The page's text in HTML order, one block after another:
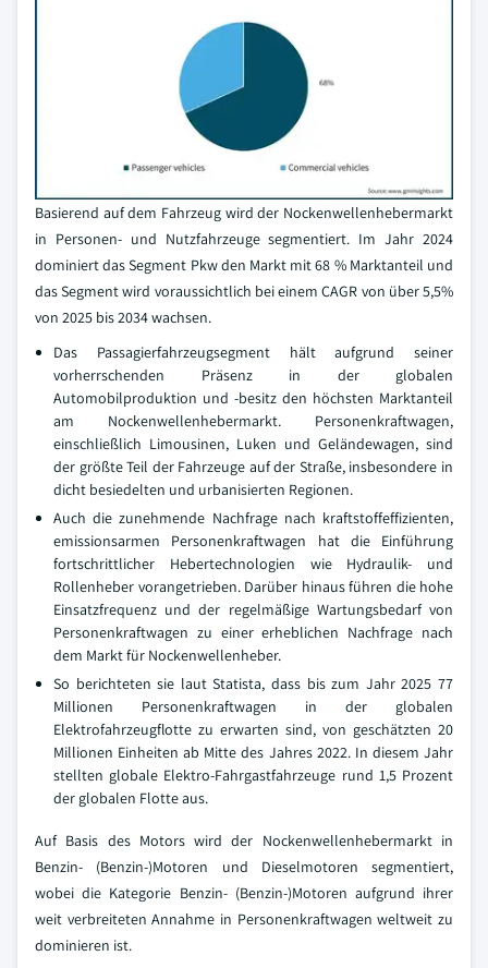
Basierend auf dem Fahrzeug wird der Nockenwellenhebermarkt
in Personen- und Nutzfahrzeuge segmentiert. Im Jahr 2024
dominiert das Segment Pkw den Markt mit 68 % Marktanteil und
das Segment wird voraussichtlich bei einem CAGR von über 5,5%
von 2025 bis 2034 wachsen.
Das Passagierfahrzeugsegment hält aufgrund seiner
vorherrschenden Präsenz in der globalen
Automobilproduktion und -besitz den höchsten Marktanteil
am Nockenwellenhebermarkt. Personenkraftwagen,
einschließlich Limousinen, Luken und Geländewagen, sind
der größte Teil der Fahrzeuge auf der Straße, insbesondere in
dicht besiedelten und urbanisierten Regionen.
Auch die zunehmende Nachfrage nach kraftstoffeffizienten,
emissionsarmen Personenkraftwagen hat die Einführung
fortschrittlicher Hebertechnologien wie Hydraulik- und
Rollenheber vorangetrieben. Darüber hinaus führen die hohe
Einsatzfrequenz und der regelmäßige Wartungsbedarf von
Personenkraftwagen zu einer erheblichen Nachfrage nach
dem Markt für Nockenwellenheber.
So berichteten sie laut Statista, dass bis zum Jahr 2025 77
Millionen Personenkraftwagen in der globalen
Elektrofahrzeugflotte zu erwarten sind, von geschätzten 20
Millionen Einheiten ab Mitte des Jahres 2022. In diesem Jahr
stellten globale Elektro-Fahrgastfahrzeuge rund 1,5 Prozent
der globalen Flotte aus.
Auf Basis des Motors wird der Nockenwellenhebermarkt in
Benzin- (Benzin-)Motoren und Dieselmotoren segmentiert,
wobei die Kategorie Benzin- (Benzin-)Motoren aufgrund ihrer
weit verbreiteten Annahme in Personenkraftwagen weltweit zu
dominieren ist.